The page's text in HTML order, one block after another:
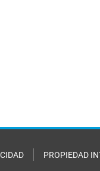
PROPIEDAD